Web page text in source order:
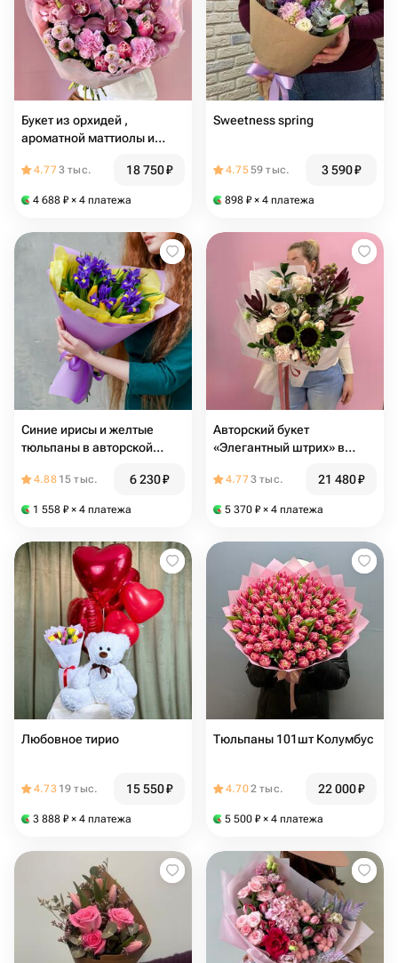
Букет из орхидей ,
ароматной маттиолы и
мельфей»
4.773 тыс. 18 750₽
4 688 ₽ × 4 платежа
Sweetness spring
4.7559 тыс. 3 590₽
898 ₽ × 4 платежа
Синие ирисы и желтые
тюльпаны в авторской
4.88 15 тыс. 6 230₽
1 558 ₽ × 4 платежа
Авторский букет
«Элегантный штрих» в
нигеллой, фритиллярией,
4.773 тыс. 21 480₽
5 370 ₽ × 4 платежа
Любовное тирио
4.73 19 тыс. 15 550₽
3 888 ₽ × 4 платежа
Тюльпаны 101шт Колумбус
4.702 тыс. 22 000₽
5 500 ₽ × 4 платежа